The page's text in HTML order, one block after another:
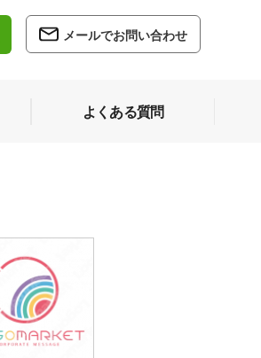
メールでお問い合わせ
よくある質問